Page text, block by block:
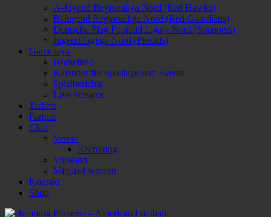
A-Jugend Regionaliga Nord (Red Hawks)
B-Jugend Regionalliga Nord (Red Guardians)
Deutsche Flag Football Liga – Nord (Snappers)
Jugendflagliga Nord (Piokids)
Gamedays
Homefield
Kalender für Spieltage und Events
Spielberichte
Live Streams
Tickets
Partner
Club
Verein
Recruiting
Vorstand
Mitglied werden
Kontakt
Shop